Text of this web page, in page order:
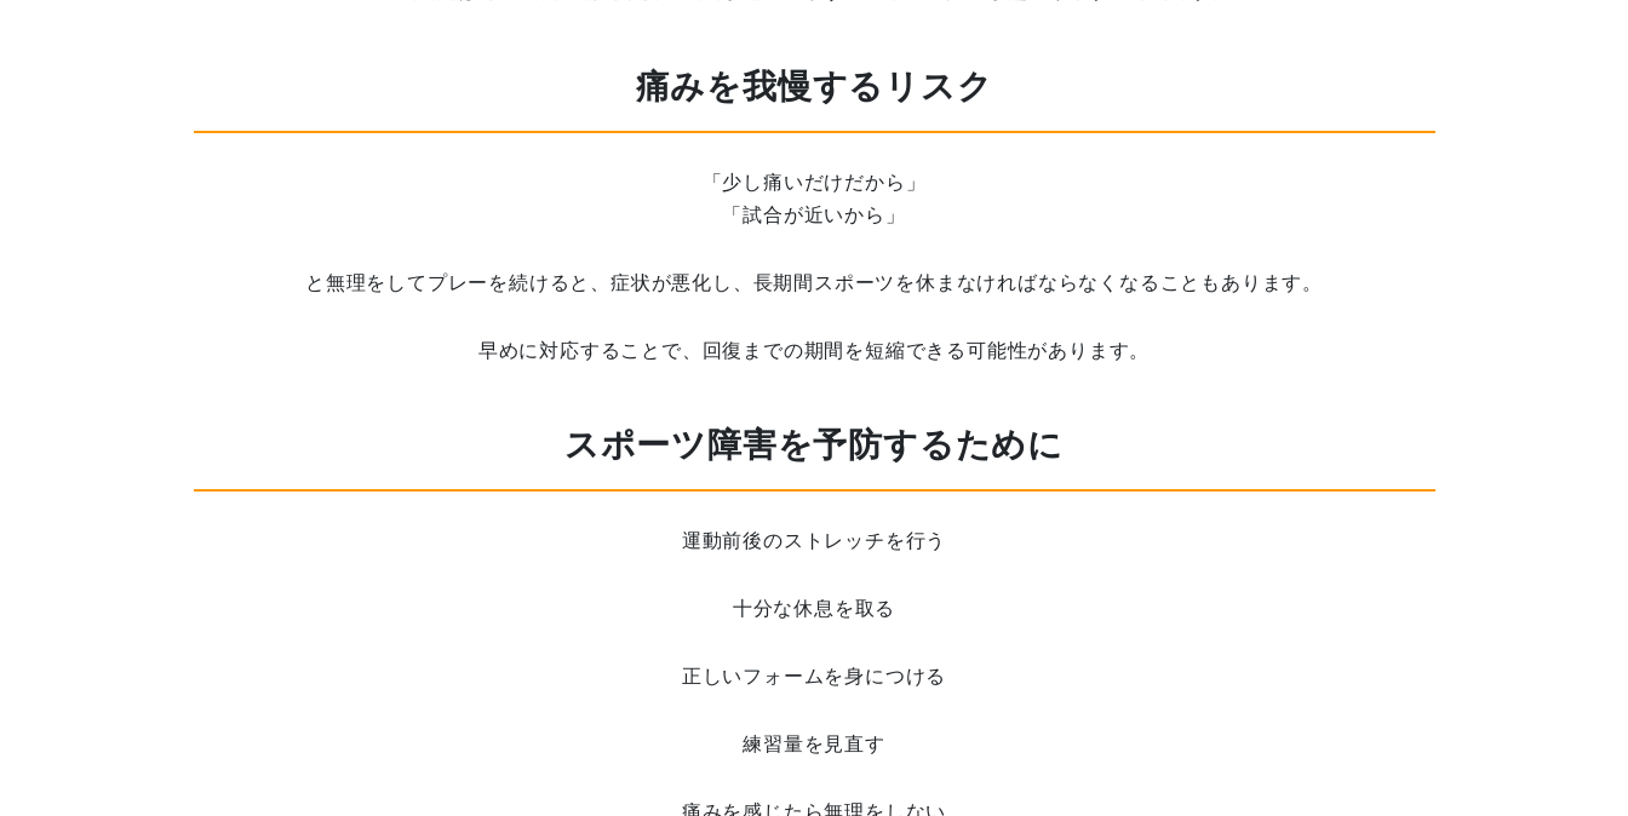
痛みを我慢するリスク
「少し痛いだけだから」
「試合が近いから」
と無理をしてプレーを続けると、症状が悪化し、長期間スポーツを休まなければならなくなることもあります。
早めに対応することで、回復までの期間を短縮できる可能性があります。
スポーツ障害を予防するために
運動前後のストレッチを行う
十分な休息を取る
正しいフォームを身につける
練習量を見直す
痛みを感じたら無理をしない